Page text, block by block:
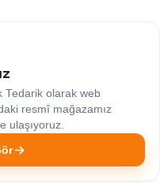
Tedarik olarak web
resmî mağazamız
ulaşıyoruz.